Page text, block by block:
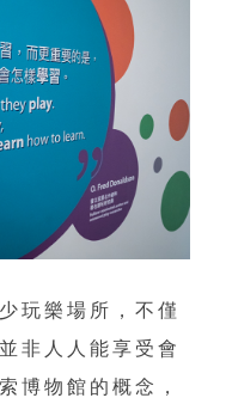
玩樂場所，不僅
非人人能享受會
博物館的概念，